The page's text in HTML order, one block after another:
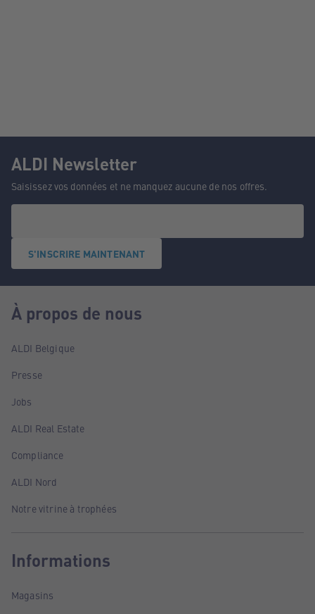
ALDI Newsletter
Saisissez vos données et ne manquez aucune de nos offres.
S'INSCRIRE MAINTENANT
À propos de nous
ALDI Belgique
Presse
Jobs
ALDI Real Estate
Compliance
ALDI Nord
Notre vitrine à trophées
Informations
Magasins